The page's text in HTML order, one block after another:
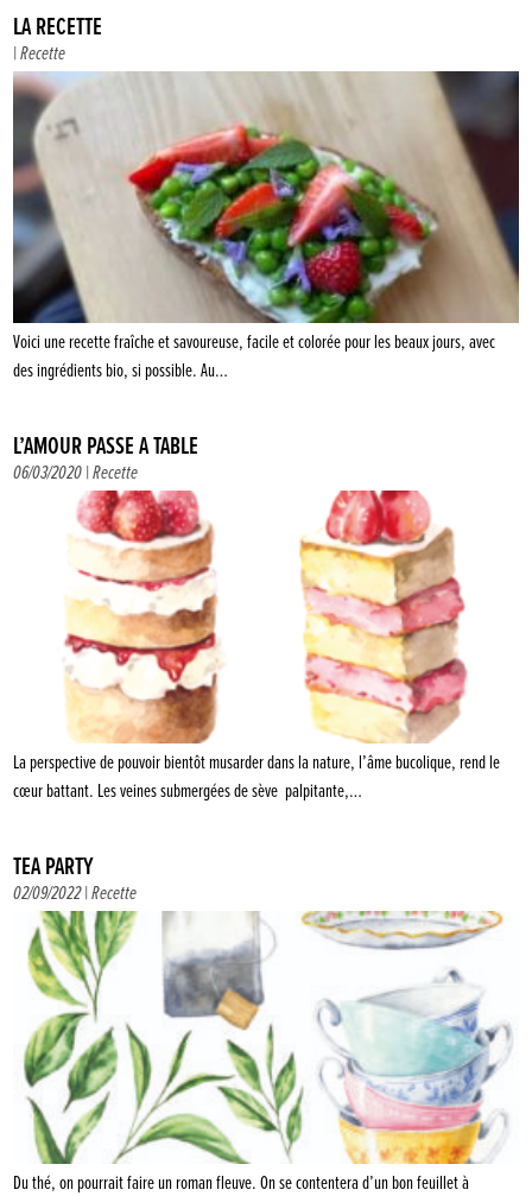
LA RECETTE
|Recette
Voici une recette fraîche et savoureuse, facile et colorée pour les beaux jours, avec
des ingrédients bio, si possible. Au…
L’AMOUR PASSE À TABLE
06/03/2020 |Recette
La perspective de pouvoir bientôt musarder dans la nature, l’âme bucolique, rend le
cœur battant. Les veines submergées de sève palpitante,…
TEA PARTY
02/09/2022 |Recette
Du thé, on pourrait faire un roman fleuve. On se contentera d’un bon feuillet à